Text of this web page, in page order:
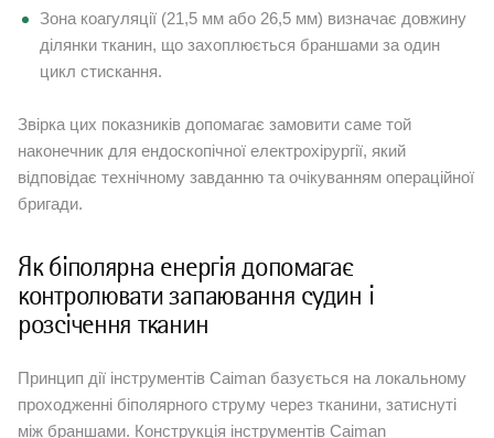
Зона коагуляції (21,5 мм або 26,5 мм) визначає довжину
ділянки тканин, що захоплюється браншами за один
цикл стискання.
Звірка цих показників допомагає замовити саме той
наконечник для ендоскопічної електрохірургії, який
відповідає технічному завданню та очікуванням операційної
бригади.
Як біполярна енергія допомагає
контролювати запаювання судин і
розсічення тканин
Принцип дії інструментів Caiman базується на локальному
проходженні біполярного струму через тканини, затиснуті
між браншами. Конструкція інструментів Caiman